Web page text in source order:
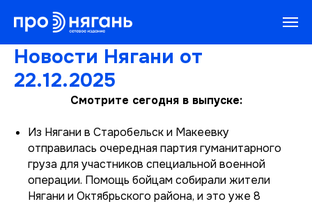
Новости Нягани от
22.12.2025
Смотрите сегодня в выпуске:
Из Нягани в Старобельск и Макеевку
отправилась очередная партия гуманитарного
груза для участников специальной военной
операции. Помощь бойцам собирали жители
Нягани и Октябрьского района, и это уже 8